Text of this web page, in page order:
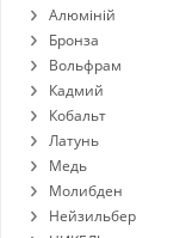
Алюміній
Бронза
Вольфрам
Кадмий
Кобальт
Латунь
Медь
Молибден
Нейзильбер